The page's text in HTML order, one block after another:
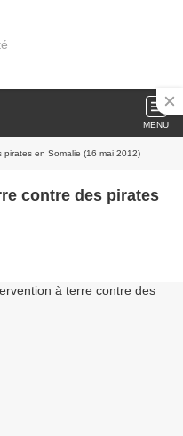
MENU
en Somalie (16 mai 2012)
contre des pirates